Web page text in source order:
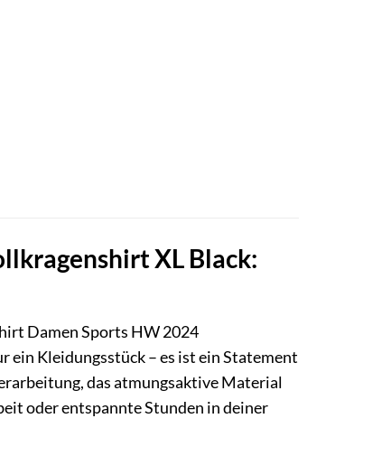
XL Black:
Damen Sports HW 2024
ein Kleidungsstück – es ist ein Statement
das atmungsaktive Material
oder entspannte Stunden in deiner